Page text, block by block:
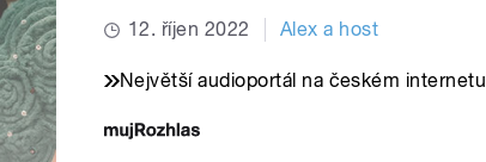
12. říjen 2022 Alex a host
Největší audioportál na českém internetu